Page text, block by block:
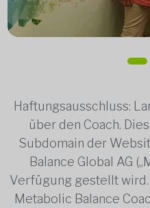
Haftungsausschluss:
über den Coach.
Subdomain der
Balance Global AG
Verfügung gestellt
Metabolic Balance